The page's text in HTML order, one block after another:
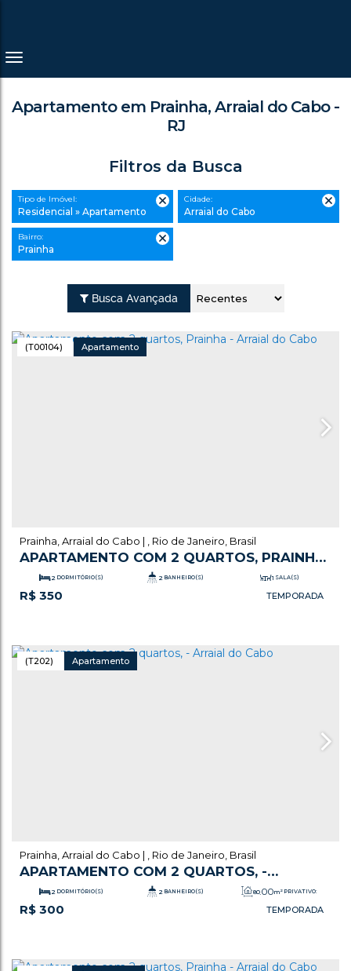
Apartamento em Prainha, Arraial do Cabo -
RJ
Filtros da Busca
Tipo de Imóvel:
Residencial » Apartamento
Cidade:
Arraial do Cabo
Bairro:
Prainha
Busca Avançada
(T00104) Apartamento
APARTAMENTO COM 2 QUARTOS, PRAINHA
- ARRAIAL DO CABO
R$ 350
Prainha Arraial do Cabo Rio de Janeiro Brasil
2 DORMITÓRIO(S) 2 BANHEIRO(S) 1 SALA(S)
(T202) Apartamento
APARTAMENTO COM 2 QUARTOS, -
ARRAIAL DO CABO
R$ 300
Prainha Arraial do Cabo Rio de Janeiro Brasil
2 DORMITÓRIO(S) 2 BANHEIRO(S) PRIVATIVO:
80.00m²
VAGA(S)